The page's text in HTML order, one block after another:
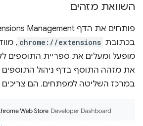
השוואת מזהים
בכתובת chrome://extensions
,
מופעל ומעלים את ספריית התוספים
את מזהה התוסף בדף ניהול
במרכז השליטה למפתחים. הם צריכים